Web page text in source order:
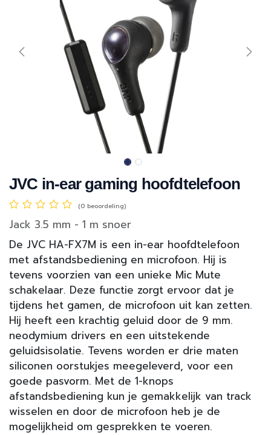
JVC in-ear gaming hoofdtelefoon
(0 beoordeling)
Jack 3.5 mm - 1 m snoer
De JVC HA-FX7M is een in-ear hoofdtelefoon
met afstandsbediening en microfoon. Hij is
tevens voorzien van een unieke Mic Mute
schakelaar. Deze functie zorgt ervoor dat je
tijdens het gamen, de microfoon uit kan zetten.
Hij heeft een krachtig geluid door de 9 mm.
neodymium drivers en een uitstekende
geluidsisolatie. Tevens worden er drie maten
siliconen oorstukjes meegeleverd, voor een
goede pasvorm. Met de 1-knops
afstandsbediening kun je gemakkelijk van track
wisselen en door de microfoon heb je de
mogelijkheid om gesprekken te voeren.